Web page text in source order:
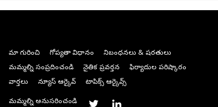
మా గురించి గోప్యతా విధానం
నిబంధనలు & షరతులు
మమ్మల్ని సంప్రదించండి
నైతిక ప్రవర్తన
ఫిర్యాదుల పరిష్కారం
వార్తలు
న్యూస్ ఆర్కైవ్ టాపిక్స్ ఆర్కైవ్స్
మమ్మల్ని అనుసరించండి